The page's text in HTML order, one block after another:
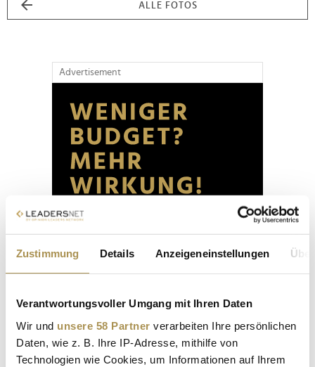
Zustimmung Details Anzeigeneinstellungen
Verantwortungsvoller Umgang mit Ihren Daten
Wir und unsere 58 Partner verarbeiten Ihre persönlichen
Daten, wie z. B. Ihre IP-Adresse, mithilfe von
Technologien wie Cookies, um Informationen auf Ihrem
ALLE FOTOS
Advertisement